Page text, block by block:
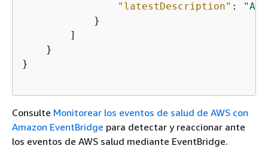
"latestDescription" :
"A
            }
        ]
    }
}
Consulte Monitorear los eventos de salud de AWS con
Amazon EventBridge para detectar y reaccionar ante
los eventos de AWS salud mediante EventBridge.